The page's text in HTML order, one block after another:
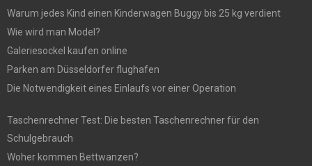
Warum jedes Kind einen Kinderwagen Buggy bis 25 kg verdient
Wie wird man Model?
Galeriesockel kaufen online
Parken am Düsseldorfer flughafen
Die Notwendigkeit eines Einlaufs vor einer Operation
Taschenrechner Test: Die besten Taschenrechner für den
Schulgebrauch
Woher kommen Bettwanzen?